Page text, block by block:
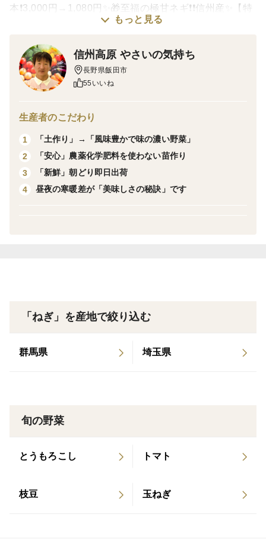
本❗3,000円→1,080円✨🎁至福の極甘ネギ❗️❗️信州産✨【特
別栽培】✨【無消毒栽培】
いつもありがとうございます。
手間ひまかけて8カ月、至福の極甘ネギをご用意いたし
ました。
毎年ご好評いただいております秋冬ネギをいち早くお届
けさせていただきます。至福の甘さ、とろける柔らか
さ、生で食べても臭みがない長ネギをご賞味ください。
-----------------------------------------------------------------
【販売実績】
【農林水産省新ガイドラインによる表示】
節減対象除草農薬：栽培期間中不使用
送はできません。）
🚨🚨🚨＼ ＼ここがイチオシ ／ ／🚨🚨🚨
・生でシャキシャキ、加熱でさらに甘さが増しトロトロ
もっと見る
信州高原 やさいの気持ち
長野県飯田市
55いいね
生産者のこだわり
1
「土作り」→「風味豊かで味の濃い野菜」
2
「安心」農薬化学肥料を使わない苗作り
3
「新鮮」朝どり即日出荷
4
昼夜の寒暖差が「美味しさの秘訣」です
「ねぎ」を産地で絞り込む
群馬県 埼玉県
旬の野菜
とうもろこし トマト
枝豆 玉ねぎ